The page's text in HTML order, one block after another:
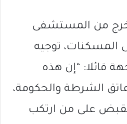
من المستشفى
المسكنات، توجيه
قائلا: “إن هذه
الشرطة والحكومة،
على من ارتكب